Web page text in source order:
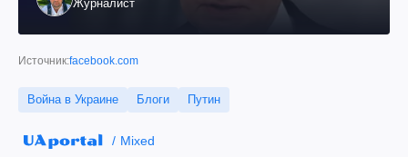
Журналист
Источник:facebook.com
Война в Украине Блоги Путин
Mixed